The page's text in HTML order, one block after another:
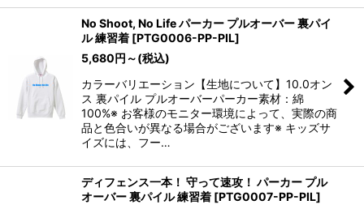
No Shoot, No Life パーカー プルオーバー 裏パイ
ル 練習着 [PTG0006-PP-PIL]
5,680円 ～(税込)
カラーバリエーション【生地について】10.0オン
ス 裏パイル プルオーバーパーカー素材：綿
100%※ お客様のモニター環境によって、実際の商
品と色合いが異なる場合がございます※ キッズサ
イズには、フー…
ディフェンス一本！ 守って速攻！ パーカー プル
オーバー 裏パイル 練習着 [PTG0007-PP-PIL]